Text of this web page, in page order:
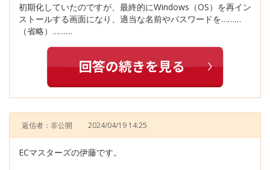
初期化していたのですが、最終的にWindows（OS）を再イン
ストールする画面になり、適当な名前やパスワードを………
（省略）………
返信者：非公開 2024/04/19 14:25
ECマスターズの伊藤です。